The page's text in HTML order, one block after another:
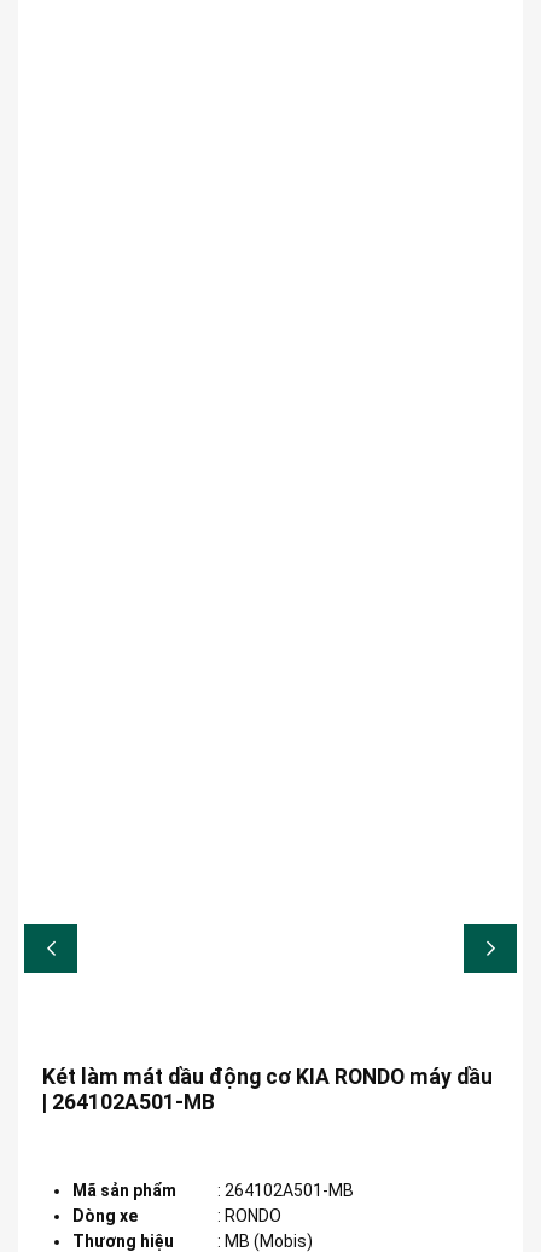
Két làm mát dầu động cơ KIA RONDO máy dầu
| 264102A501-MB
Mã sản phẩm : 264102A501-MB
Dòng xe
: RONDO
Thương hiệu
: MB (Mobis)